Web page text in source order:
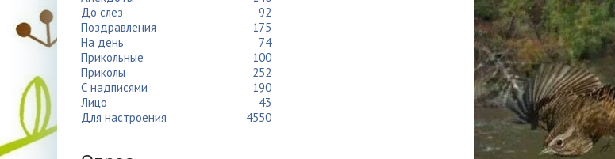
До слез
92
Поздравления
175
На день
74
Прикольные
100
Приколы
252
С надписями
190
Лицо
43
Для настроения
4550